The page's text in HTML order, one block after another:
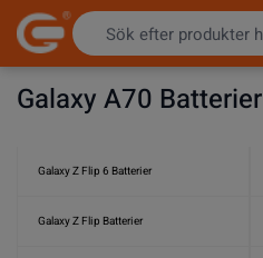
Hoppa till innehållet
Galaxy A70 Batterier
Galaxy Z Flip 6 Batterier
Galaxy Z Flip Batterier